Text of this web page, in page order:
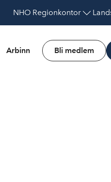
NHO Regionkontor
Arbinn Bli medlem